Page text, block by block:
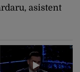
asistent